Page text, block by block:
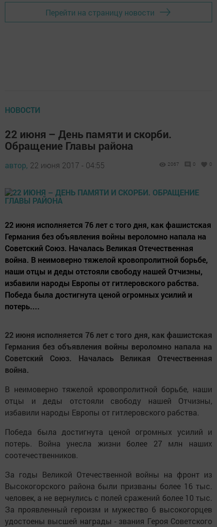
Перейти на страницу новости
НОВОСТИ
22 июня – День памяти и скорби.
Обращение Главы района
автор, 22 июня 2017 - 04:55 2067 0 0
22 июня исполняется 76 лет с того дня, как фашистская
Германия без объявления войны вероломно напала на
Советский Союз. Началась Великая Отечественная
война. В неимоверно тяжелой кровопролитной борьбе,
наши отцы и деды отстояли свободу нашей Отчизны,
избавили народы Европы от гитлеровского рабства.
Победа была достигнута ценой огромных усилий и
потерь....
22 июня исполняется 76 лет с того дня, как фашистская
Германия без объявления войны вероломно напала на
Советский Союз. Началась Великая Отечественная
война.
В неимоверно тяжелой кровопролитной борьбе, наши
отцы и деды отстояли свободу нашей Отчизны,
избавили народы Европы от гитлеровского рабства.
Победа была достигнута ценой огромных усилий и
потерь. Война унесла жизни более 27 млн наших
соотечественников.
За годы Beликой Отечественной войны на фронт из
Высокогорского района были призваны более 16 тыс.
человек, а не вернулись с полей сражений более 10 тыс.
За проявленный героизм и мужество 6 высокогорцев
удостоены высшей награды - звания Героя Советского